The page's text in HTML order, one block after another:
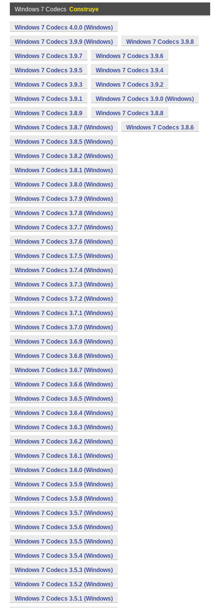
Windows 7 Codecs Construye
Windows 7 Codecs 4.0.0 (Windows)
Windows 7 Codecs 3.9.9 (Windows) Windows 7 Codecs 3.9.8
Windows 7 Codecs 3.9.7 Windows 7 Codecs 3.9.6
Windows 7 Codecs 3.9.5 Windows 7 Codecs 3.9.4
Windows 7 Codecs 3.9.3 Windows 7 Codecs 3.9.2
Windows 7 Codecs 3.9.1 Windows 7 Codecs 3.9.0 (Windows)
Windows 7 Codecs 3.8.9 Windows 7 Codecs 3.8.8
Windows 7 Codecs 3.8.7 (Windows) Windows 7 Codecs 3.8.6
Windows 7 Codecs 3.8.5 (Windows)
Windows 7 Codecs 3.8.2 (Windows)
Windows 7 Codecs 3.8.1 (Windows)
Windows 7 Codecs 3.8.0 (Windows)
Windows 7 Codecs 3.7.9 (Windows)
Windows 7 Codecs 3.7.8 (Windows)
Windows 7 Codecs 3.7.7 (Windows)
Windows 7 Codecs 3.7.6 (Windows)
Windows 7 Codecs 3.7.5 (Windows)
Windows 7 Codecs 3.7.4 (Windows)
Windows 7 Codecs 3.7.3 (Windows)
Windows 7 Codecs 3.7.2 (Windows)
Windows 7 Codecs 3.7.1 (Windows)
Windows 7 Codecs 3.7.0 (Windows)
Windows 7 Codecs 3.6.9 (Windows)
Windows 7 Codecs 3.6.8 (Windows)
Windows 7 Codecs 3.6.7 (Windows)
Windows 7 Codecs 3.6.6 (Windows)
Windows 7 Codecs 3.6.5 (Windows)
Windows 7 Codecs 3.6.4 (Windows)
Windows 7 Codecs 3.6.3 (Windows)
Windows 7 Codecs 3.6.2 (Windows)
Windows 7 Codecs 3.6.1 (Windows)
Windows 7 Codecs 3.6.0 (Windows)
Windows 7 Codecs 3.5.9 (Windows)
Windows 7 Codecs 3.5.8 (Windows)
Windows 7 Codecs 3.5.7 (Windows)
Windows 7 Codecs 3.5.6 (Windows)
Windows 7 Codecs 3.5.5 (Windows)
Windows 7 Codecs 3.5.4 (Windows)
Windows 7 Codecs 3.5.3 (Windows)
Windows 7 Codecs 3.5.2 (Windows)
Windows 7 Codecs 3.5.1 (Windows)